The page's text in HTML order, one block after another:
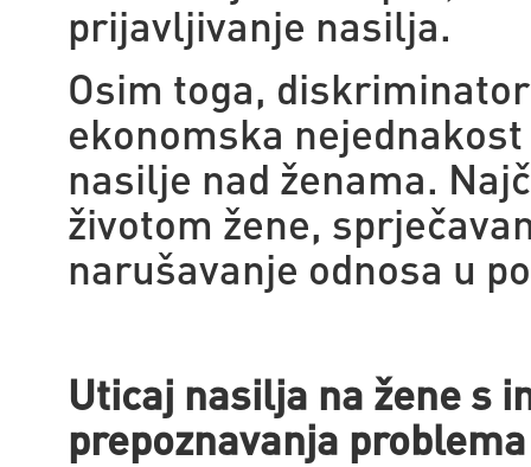
prijavljivanje nasilja.
Osim toga,
ekonomska
nasilje nad ženama.
životom žene,
narušavanje odnosa u
Uticaj nasilja na žene s
prepoznavanja problema